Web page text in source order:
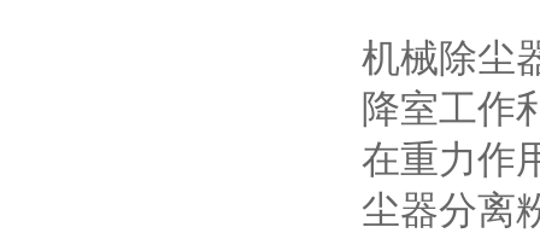
机械除尘
降室工作
在重力作
尘器分离